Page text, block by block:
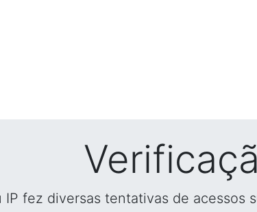
IP fez diversas tentativas de acessos